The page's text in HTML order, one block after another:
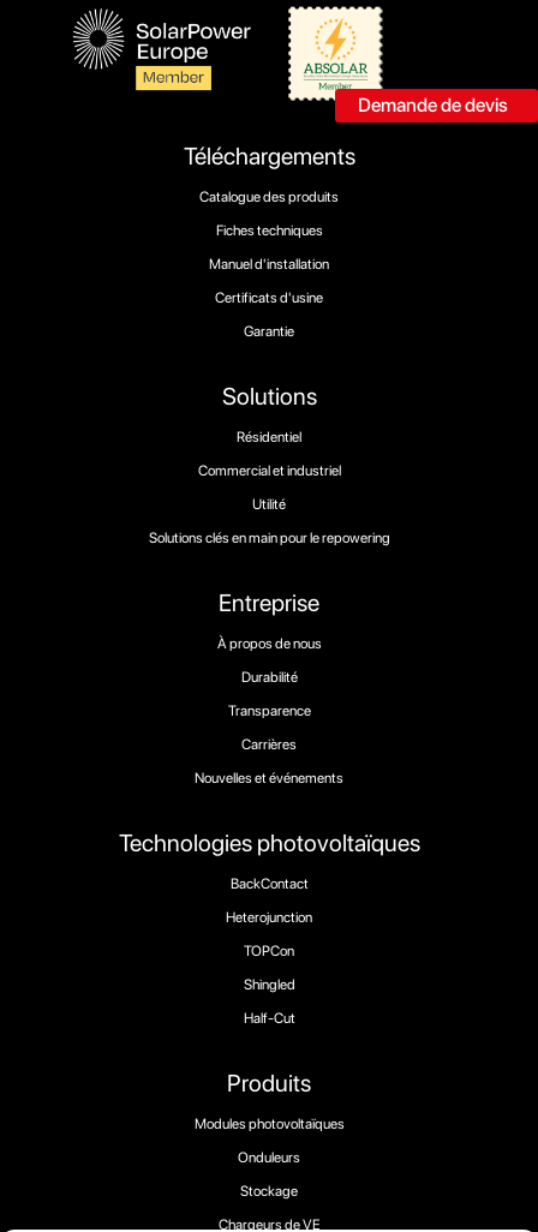
Demande de devis
Produits
Modules photovoltaïques
Onduleurs
Stockage
Chargeurs de VE
Technologies photovoltaïques
BackContact
Heterojunction
TOPCon
Shingled
Half-Cut
Entreprise
À propos de nous
Durabilité
Transparence
Carrières
Nouvelles et événements
Solutions
Résidentiel
Commercial et industriel
Utilité
Solutions clés en main pour le repowering
Téléchargements
Catalogue des produits
Fiches techniques
Manuel d'installation
Certificats d'usine
Garantie